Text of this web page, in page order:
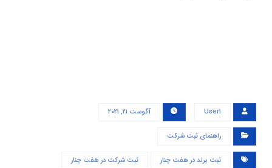
User۱ آگوست ۲۱, ۲۰۲۱
راهنمای ثبت شرکت
ثبت برند در هفت چنار ثبت شرکت در هفت چنار